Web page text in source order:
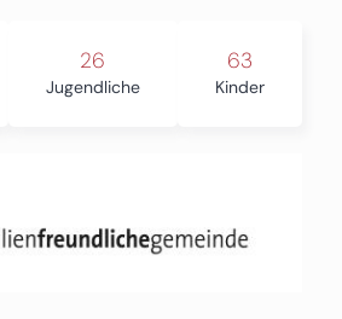
26
Jugendliche
63
Kinder